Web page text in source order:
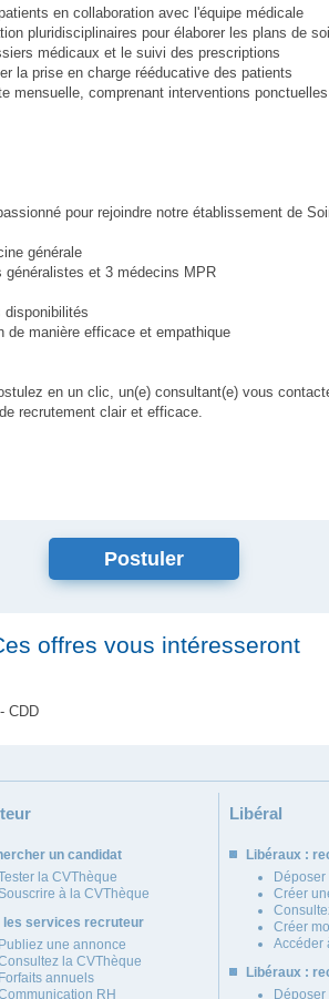
en collaboration avec l'équipe médicale
pluridisciplinaires pour élaborer les plans de
médicaux et le suivi des prescriptions
la prise en charge rééducative des patients
mensuelle, comprenant interventions
pour rejoindre notre établissement de
générale
et 3 médecins MPR
disponibilités
de manière efficace et empathique
en un clic, un(e) consultant(e) vous
recrutement clair et efficace.
offres vous intéresseront
CDD
un candidat
la CVThèque
à la CVThèque
les services recruteur
Publiez une annonce
la CVThèque
Forfaits annuels
RH
Libéral
Libéraux :
Créer
Créer
Accéder
Libéraux :
Déposer